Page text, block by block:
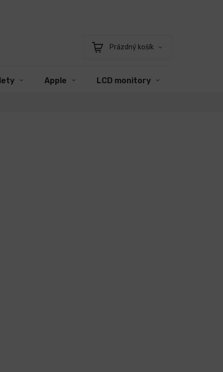
Nákupní
Prázdný košík
Apple LCD monitory